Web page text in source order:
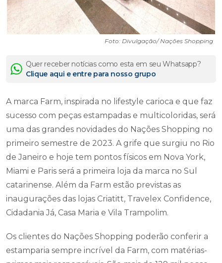
Foto: Divulgação/ Nações Shopping
Quer receber notícias como esta em seu Whatsapp?
Clique aqui e entre para nosso grupo
A marca Farm, inspirada no lifestyle carioca e que faz
sucesso com peças estampadas e multicoloridas, será
uma das grandes novidades do Nações Shopping no
primeiro semestre de 2023. A grife que surgiu no Rio
de Janeiro e hoje tem pontos físicos em Nova York,
Miami e Paris será a primeira loja da marca no Sul
catarinense. Além da Farm estão previstas as
inaugurações das lojas Criatitt, Travelex Confidence,
Cidadania Já, Casa Maria e Vila Trampolim.
Os clientes do Nações Shopping poderão conferir a
estamparia sempre incrível da Farm, com matérias-